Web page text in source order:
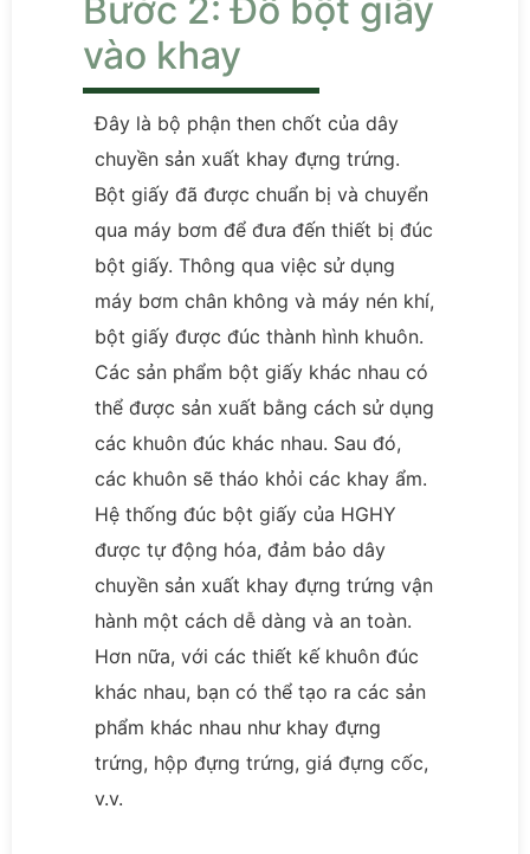
Bước 2: Đổ bột giấy
vào khay
Đây là bộ phận then chốt của dây
chuyền sản xuất khay đựng trứng.
Bột giấy đã được chuẩn bị và chuyển
qua máy bơm để đưa đến thiết bị đúc
bột giấy. Thông qua việc sử dụng
máy bơm chân không và máy nén khí,
bột giấy được đúc thành hình khuôn.
Các sản phẩm bột giấy khác nhau có
thể được sản xuất bằng cách sử dụng
các khuôn đúc khác nhau. Sau đó,
các khuôn sẽ tháo khỏi các khay ẩm.
Hệ thống đúc bột giấy của HGHY
được tự động hóa, đảm bảo dây
chuyền sản xuất khay đựng trứng vận
hành một cách dễ dàng và an toàn.
Hơn nữa, với các thiết kế khuôn đúc
khác nhau, bạn có thể tạo ra các sản
phẩm khác nhau như khay đựng
trứng, hộp đựng trứng, giá đựng cốc,
v.v.